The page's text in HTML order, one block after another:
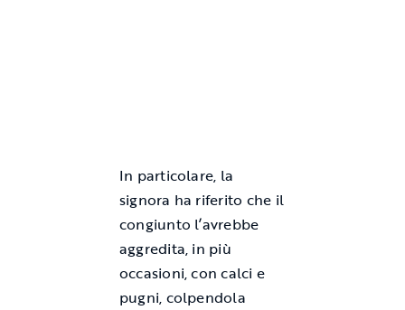
In particolare, la
signora ha riferito che il
congiunto l’avrebbe
aggredita, in più
occasioni, con calci e
pugni, colpendola